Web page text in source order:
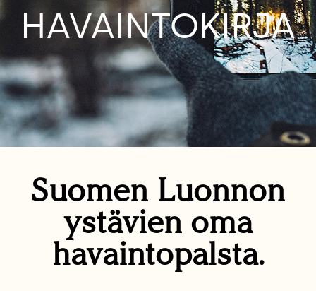
HAVAINTOKIRJA
Suomen Luonnon
ystävien oma
havaintopalsta.